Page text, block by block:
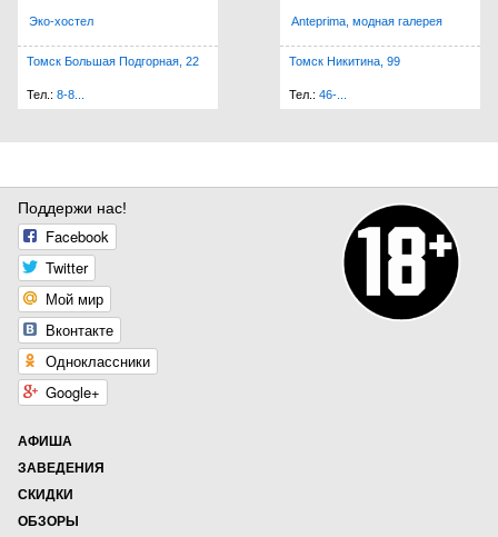
Эко-хостел
Томск Большая Подгорная, 22
Тел.: 8-8...
Anteprima, модная галерея
Томск Никитина, 99
Тел.: 46-...
Поддержи нас!
Facebook
Twitter
Мой мир
Вконтакте
Одноклассники
Google+
АФИША
ЗАВЕДЕНИЯ
СКИДКИ
ОБЗОРЫ